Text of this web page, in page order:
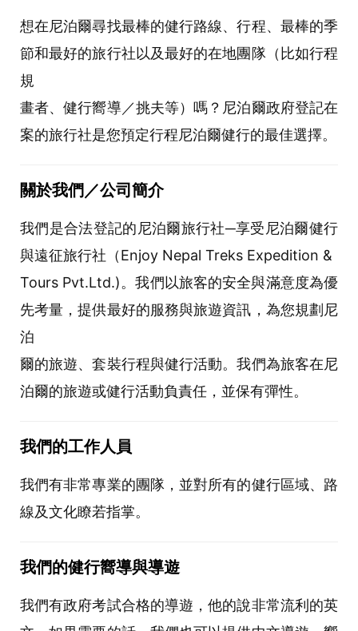
想在尼泊爾尋找最棒的健行路線、行程、最棒的季
節和最好的旅行社以及最好的在地團隊（比如行程
規
畫者、健行嚮導／挑夫等）嗎？尼泊爾政府登記在
案的旅行社是您預定行程尼泊爾健行的最佳選擇。
關於我們／公司簡介
我們是合法登記的尼泊爾旅行社─享受尼泊爾健行
與遠征旅行社（Enjoy Nepal Treks Expedition &
Tours Pvt.Ltd.)。我們以旅客的安全與滿意度為優
先考量，提供最好的服務與旅遊資訊，為您規劃尼
泊
爾的旅遊、套裝行程與健行活動。我們為旅客在尼
泊爾的旅遊或健行活動負責任，並保有彈性。
我們的工作人員
我們有非常專業的團隊，並對所有的健行區域、路
線及文化瞭若指掌。
我們的健行嚮導與導遊
我們有政府考試合格的導遊，他的說非常流利的英